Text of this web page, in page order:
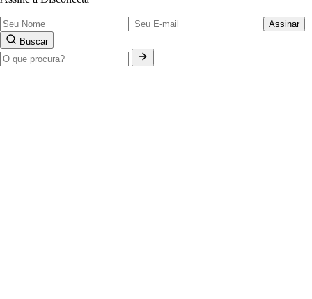
Assinar
Buscar